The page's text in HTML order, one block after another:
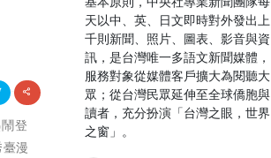
登
漫
天以中、英、日文即時對外發出上
千則新聞、照片、圖表、影音與資
訊，是台灣唯一多語文新聞媒體，
服務對象從媒體客戶擴大為閱聽大
眾；從台灣民眾延伸至全球僑胞與
讀者，充分扮演「台灣之眼，世界
之窗」。